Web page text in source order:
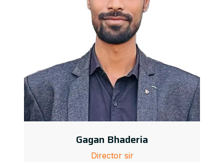
Gagan Bhaderia
Director sir